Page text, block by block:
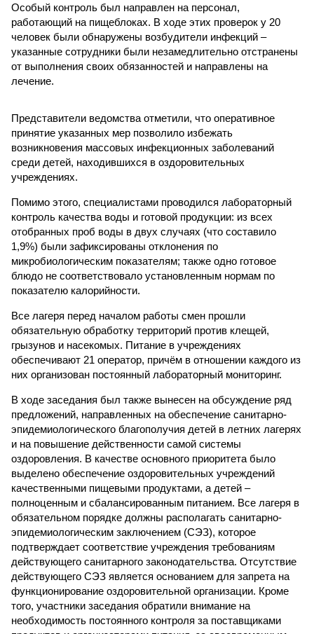
Особый контроль был направлен на персонал,
работающий на пищеблоках. В ходе этих проверок у 20
человек были обнаружены возбудители инфекций –
указанные сотрудники были незамедлительно отстранены
от выполнения своих обязанностей и направлены на
лечение.
Представители ведомства отметили, что оперативное
принятие указанных мер позволило избежать
возникновения массовых инфекционных заболеваний
среди детей, находившихся в оздоровительных
учреждениях.
Помимо этого, специалистами проводился лабораторный
контроль качества воды и готовой продукции: из всех
отобранных проб воды в двух случаях (что составило
1,9%) были зафиксированы отклонения по
микробиологическим показателям; также одно готовое
блюдо не соответствовало установленным нормам по
показателю калорийности.
Все лагеря перед началом работы смен прошли
обязательную обработку территорий против клещей,
грызунов и насекомых. Питание в учреждениях
обеспечивают 21 оператор, причём в отношении каждого из
них организован постоянный лабораторный мониторинг.
В ходе заседания был также вынесен на обсуждение ряд
предложений, направленных на обеспечение санитарно-
эпидемиологического благополучия детей в летних лагерях
и на повышение действенности самой системы
оздоровления. В качестве основного приоритета было
выделено обеспечение оздоровительных учреждений
качественными пищевыми продуктами, а детей –
полноценным и сбалансированным питанием. Все лагеря в
обязательном порядке должны располагать санитарно-
эпидемиологическим заключением (СЭЗ), которое
подтверждает соответствие учреждения требованиям
действующего санитарного законодательства. Отсутствие
действующего СЭЗ является основанием для запрета на
функционирование оздоровительной организации. Кроме
того, участники заседания обратили внимание на
необходимость постоянного контроля за поставщиками